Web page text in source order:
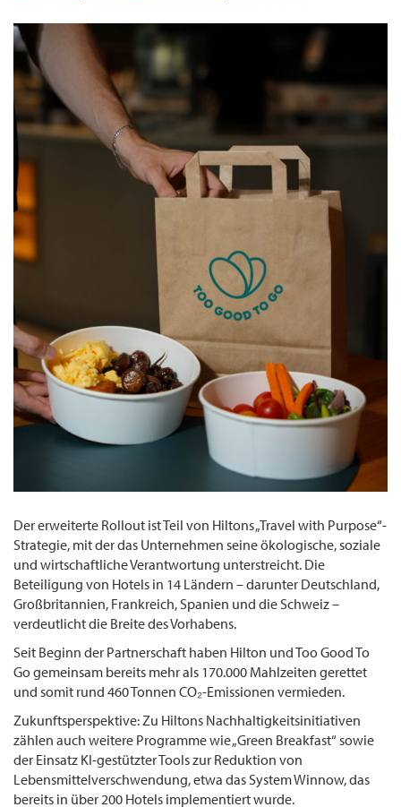
Der erweiterte Rollout ist Teil von Hiltons „Travel with Purpose“-
Strategie, mit der das Unternehmen seine ökologische, soziale
und wirtschaftliche Verantwortung unterstreicht. Die
Beteiligung von Hotels in 14 Ländern – darunter Deutschland,
Großbritannien, Frankreich, Spanien und die Schweiz –
verdeutlicht die Breite des Vorhabens.
Seit Beginn der Partnerschaft haben Hilton und Too Good To
Go gemeinsam bereits mehr als 170.000 Mahlzeiten gerettet
und somit rund 460 Tonnen CO₂-Emissionen vermieden.
Zukunftsperspektive: Zu Hiltons Nachhaltigkeitsinitiativen
zählen auch weitere Programme wie „Green Breakfast“ sowie
der Einsatz KI-gestützter Tools zur Reduktion von
Lebensmittelverschwendung, etwa das System Winnow, das
bereits in über 200 Hotels implementiert wurde.